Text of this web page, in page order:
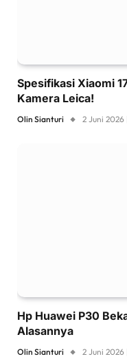
Spesifikasi Xiaomi
Kamera Leica!
Olin Sianturi 2 Juni 2026
Hp Huawei P30
Alasannya
Olin Sianturi 2 Juni 2026